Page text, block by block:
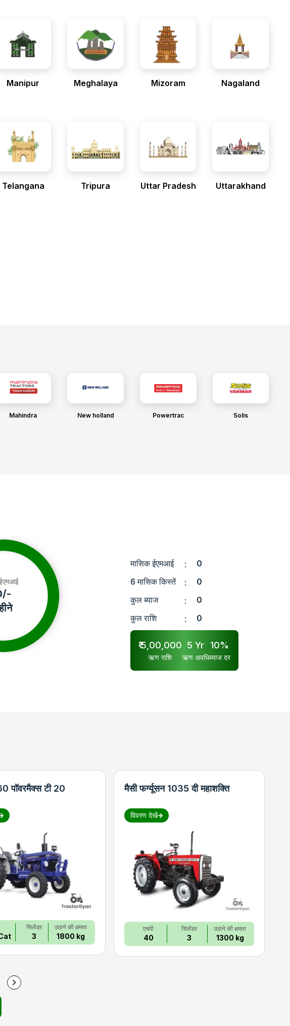
Manipur Meghalaya Mizoram Nagaland
Telangana Tripura Uttar Pradesh Uttarakhand
Mahindra New holland Powertrac Solis
/-
मासिक ईएमआई :
0
6 मासिक किस्तें
:
0
कुल ब्याज
:
0
कुल राशि
: 0
₹5,00,000
ऋण राशि
5 Yr
ऋण अवधि
10%
ब्याज दर
पॉवरमैक्स टी 20
सिलेंडर
3
उठाने की क्षमता
1800 kg
मैसी फर्ग्यूसन 1035 दी महाशक्ति
विवरण देखें
एचपी
40
सिलेंडर
3
उठाने की क्षमता
1300 kg